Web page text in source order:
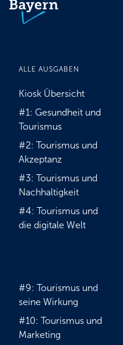
ALLE AUSGABEN
Kiosk Übersicht
#1: Gesundheit und
Tourismus
#2: Tourismus und
Akzeptanz
#3: Tourismus und
Nachhaltigkeit
#4: Tourismus und
die digitale Welt
#9: Tourismus und
seine Wirkung
#10: Tourismus und
Marketing